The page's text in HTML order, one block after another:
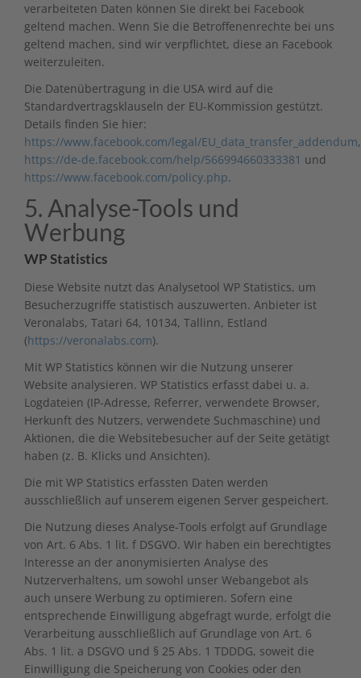
verarbeiteten Daten können Sie direkt bei Facebook
geltend machen. Wenn Sie die Betroffenenrechte bei uns
geltend machen, sind wir verpflichtet, diese an Facebook
weiterzuleiten.
Die Datenübertragung in die USA wird auf die
Standardvertragsklauseln der EU-Kommission gestützt.
Details finden Sie hier:
https://www.facebook.com/legal/EU_data_transfer_addendum,
https://de-de.facebook.com/help/566994660333381 und
https://www.facebook.com/policy.php.
5. Analyse-Tools und
Werbung
WP Statistics
Diese Website nutzt das Analysetool WP Statistics, um
Besucherzugriffe statistisch auszuwerten. Anbieter ist
Veronalabs, Tatari 64, 10134, Tallinn, Estland
(https://veronalabs.com).
Mit WP Statistics können wir die Nutzung unserer
Website analysieren. WP Statistics erfasst dabei u. a.
Logdateien (IP-Adresse, Referrer, verwendete Browser,
Herkunft des Nutzers, verwendete Suchmaschine) und
Aktionen, die die Websitebesucher auf der Seite getätigt
haben (z. B. Klicks und Ansichten).
Die mit WP Statistics erfassten Daten werden
ausschließlich auf unserem eigenen Server gespeichert.
Die Nutzung dieses Analyse-Tools erfolgt auf Grundlage
von Art. 6 Abs. 1 lit. f DSGVO. Wir haben ein berechtigtes
Interesse an der anonymisierten Analyse des
Nutzerverhaltens, um sowohl unser Webangebot als
auch unsere Werbung zu optimieren. Sofern eine
entsprechende Einwilligung abgefragt wurde, erfolgt die
Verarbeitung ausschließlich auf Grundlage von Art. 6
Abs. 1 lit. a DSGVO und § 25 Abs. 1 TDDDG, soweit die
Einwilligung die Speicherung von Cookies oder den